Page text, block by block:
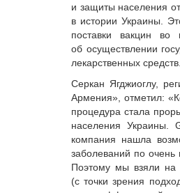
и защиты населения
в истории Украины.
поставки вакцин во
об осуществлении
лекарственных средств.
Серкан Ягджиоглу,
Армения», отметил:
процедура стала
населения Украины.
компания нашла
заболеваний по
Поэтому мы взяли на
(с точки зрения